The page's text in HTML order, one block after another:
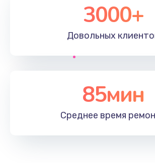
3000+
Довольных
85мин
Среднее время